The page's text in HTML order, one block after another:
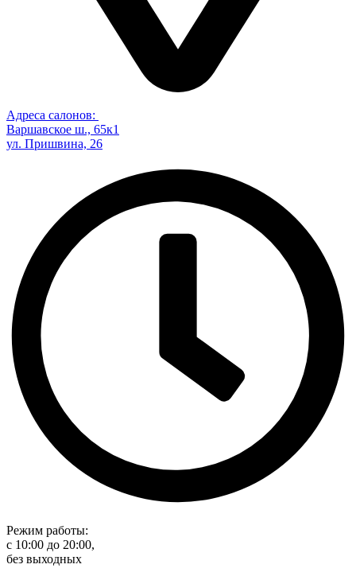
Адреса салонов:
Варшавское ш., 65к1
ул. Пришвина, 26
Режим работы:
с 10:00 до 20:00,
без выходных